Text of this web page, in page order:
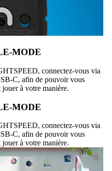
MODE
connectez-vous via
C, afin de pouvoir vous
à votre manière.
MODE
connectez-vous via
C, afin de pouvoir vous
à votre manière.